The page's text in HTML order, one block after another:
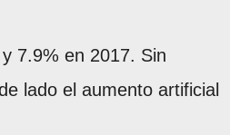
7.9% en 2017. Sin
lado el aumento artificial